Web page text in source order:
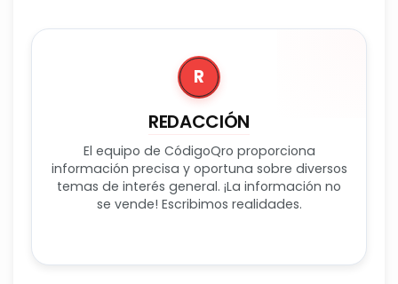
R
REDACCIÓN
El equipo de CódigoQro proporciona
información precisa y oportuna sobre diversos
temas de interés general. ¡La información no
se vende! Escribimos realidades.